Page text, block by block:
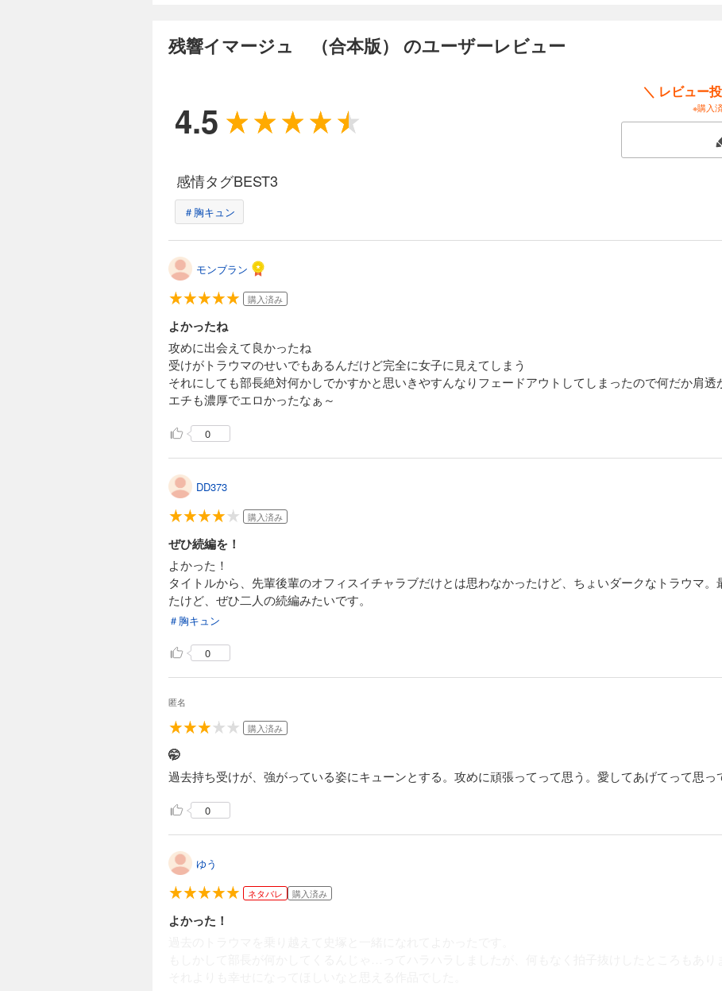
残響イマージュ （合本版） のユーザーレビュー
4.5
＼ レビュー
※購入
感情タグBEST3
＃胸キュン
モンブラン
購入済み
よかったね
攻めに出会えて良かったね
受けがトラウマのせいでもあるんだけど完全に女子に見えてしまう
それにしても部長絶対何かしでかすかと思いきやすんなりフェードアウトしてしまったので何だか肩透
エチも濃厚でエロかったなぁ～
0
DD373
購入済み
ぜひ続編を！
よかった！
タイトルから、先輩後輩のオフィスイチャラブだけとは思わなかったけど、ちょいダークなトラウマ
たけど、ぜひ二人の続編みたいです。
＃胸キュン
0
匿名
購入済み
🤭
過去持ち受けが、強がっている姿にキューンとする。攻めに頑張ってって思う。愛してあげてって思っ
0
ゆう
ネタバレ 購入済み
よかった！